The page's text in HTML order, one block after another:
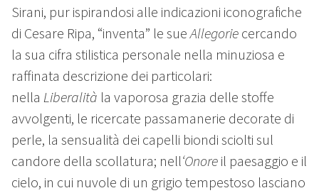
Sirani, pur ispirandosi alle indicazioni iconografiche
di Cesare Ripa, “inventa” le sueAllegorie cercando
la sua cifra stilistica personale nella minuziosa e
raffinata descrizione dei particolari:
nella Liberalità la vaporosa grazia delle stoffe
avvolgenti, le ricercate passamanerie decorate di
perle, la sensualità dei capelli biondi sciolti sul
candore della scollatura; nell‘Onore il paesaggio e il
cielo, in cui nuvole di un grigio tempestoso lasciano